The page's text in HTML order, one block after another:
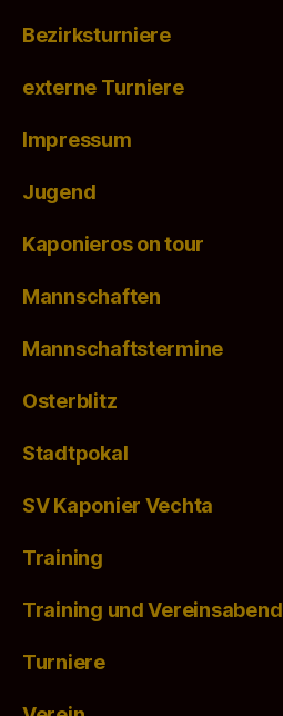
Bezirksturniere
externe Turniere
Impressum
Jugend
Kaponieros on tour
Mannschaften
Mannschaftstermine
Osterblitz
Stadtpokal
SV Kaponier Vechta
Training
Training und Vereinsabend
Turniere